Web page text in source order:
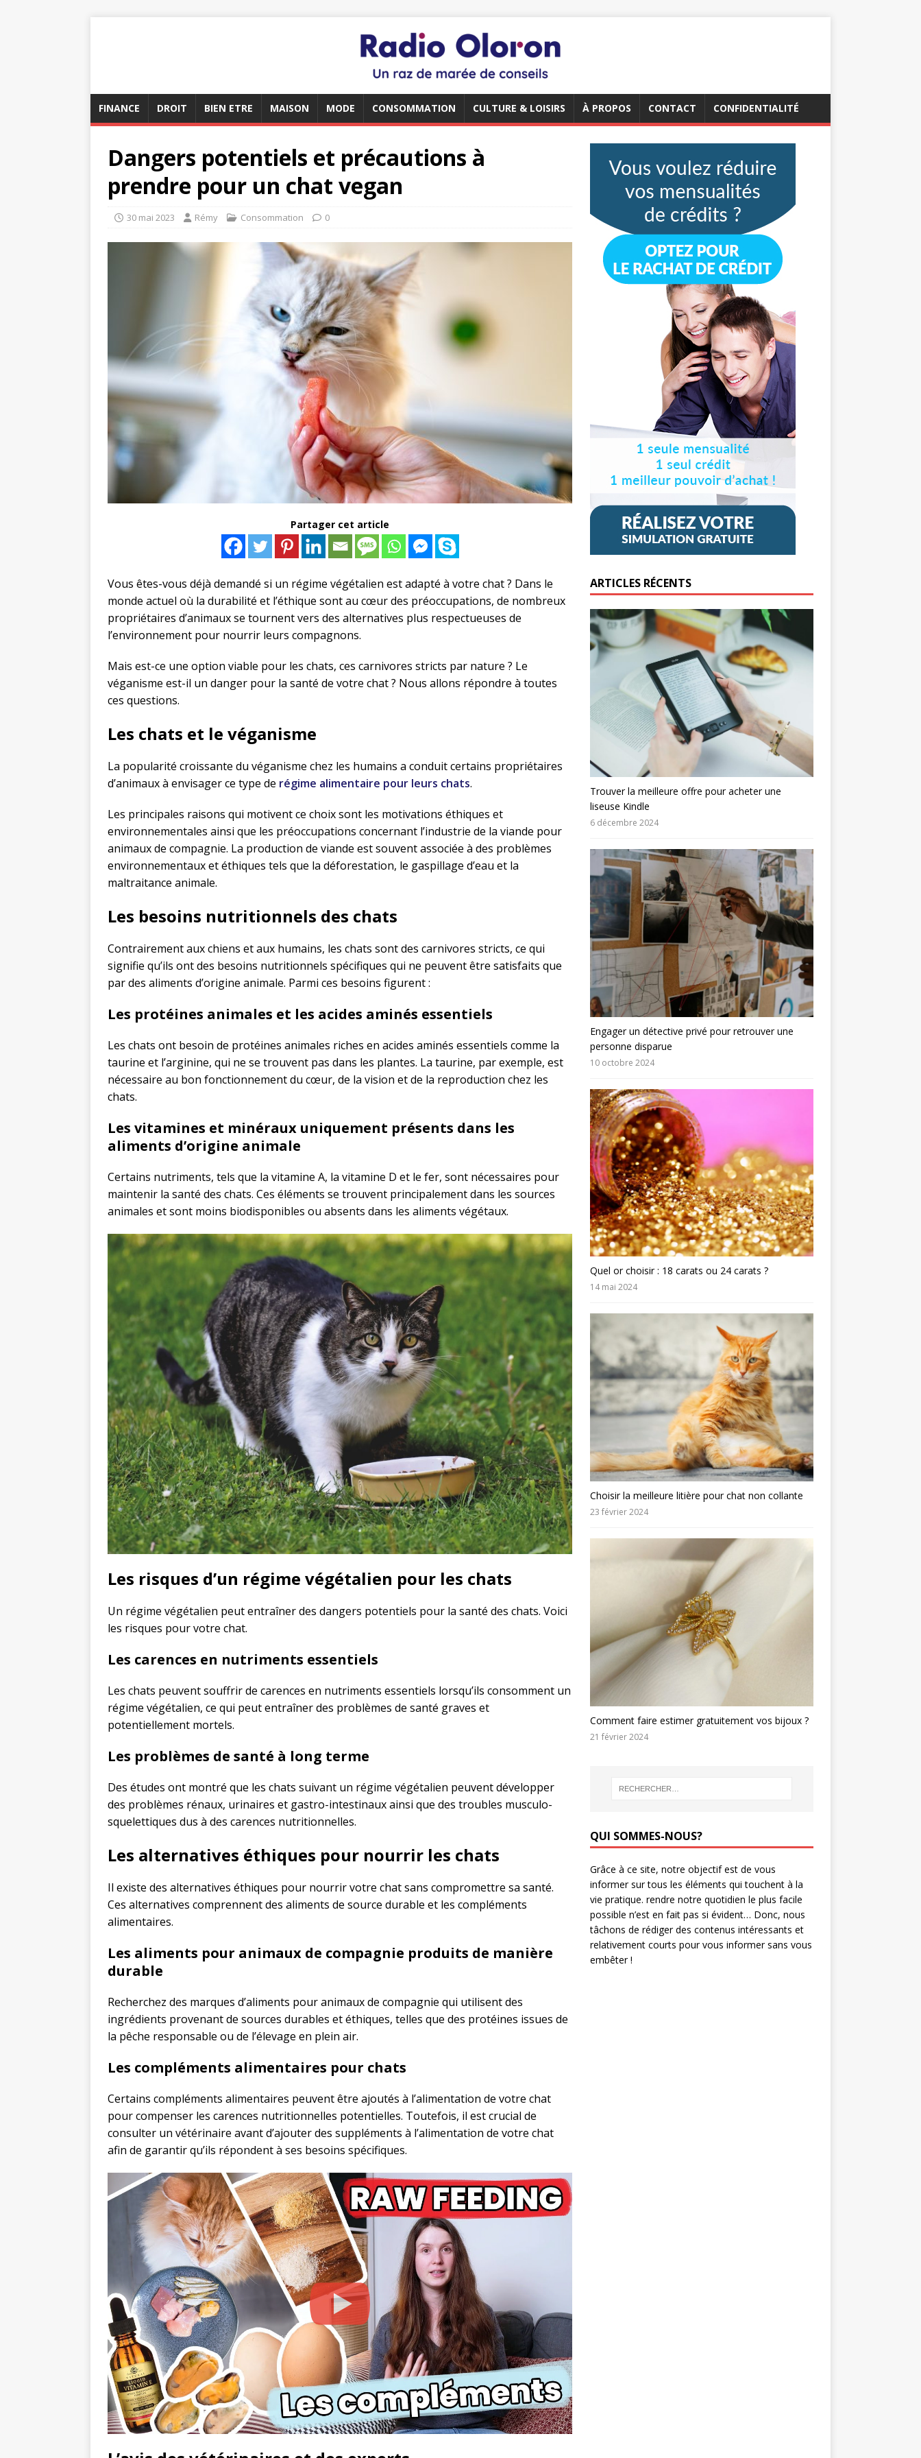
FINANCE DROIT BIEN ETRE MAISON MODE CONSOMMATION CULTURE & LOISIRS À PROPOS CONTACT CONFIDENTIALITÉ
Dangers potentiels et précautions à
prendre pour un chat vegan
30 mai 2023 Rémy Consommation 0
Partager cet article
Vous êtes-vous déjà demandé si un régime végétalien est adapté à votre chat ? Dans le
monde actuel où la durabilité et l’éthique sont au cœur des préoccupations, de nombreux
propriétaires d’animaux se tournent vers des alternatives plus respectueuses de
l’environnement pour nourrir leurs compagnons.
Mais est-ce une option viable pour les chats, ces carnivores stricts par nature ? Le
véganisme est-il un danger pour la santé de votre chat ? Nous allons répondre à toutes
ces questions.
Les chats et le véganisme
La popularité croissante du véganisme chez les humains a conduit certains propriétaires
d’animaux à envisager ce type de régime alimentaire pour leurs chats.
Les principales raisons qui motivent ce choix sont les motivations éthiques et
environnementales ainsi que les préoccupations concernant l’industrie de la viande pour
animaux de compagnie. La production de viande est souvent associée à des problèmes
environnementaux et éthiques tels que la déforestation, le gaspillage d’eau et la
maltraitance animale.
Les besoins nutritionnels des chats
Contrairement aux chiens et aux humains, les chats sont des carnivores stricts, ce qui
signifie qu’ils ont des besoins nutritionnels spécifiques qui ne peuvent être satisfaits que
par des aliments d’origine animale. Parmi ces besoins figurent :
Les protéines animales et les acides aminés essentiels
Les chats ont besoin de protéines animales riches en acides aminés essentiels comme la
taurine et l’arginine, qui ne se trouvent pas dans les plantes. La taurine, par exemple, est
nécessaire au bon fonctionnement du cœur, de la vision et de la reproduction chez les
chats.
Les vitamines et minéraux uniquement présents dans les
aliments d’origine animale
Certains nutriments, tels que la vitamine A, la vitamine D et le fer, sont nécessaires pour
maintenir la santé des chats. Ces éléments se trouvent principalement dans les sources
animales et sont moins biodisponibles ou absents dans les aliments végétaux.
Les risques d’un régime végétalien pour les chats
Un régime végétalien peut entraîner des dangers potentiels pour la santé des chats. Voici
les risques pour votre chat.
Les carences en nutriments essentiels
Les chats peuvent souffrir de carences en nutriments essentiels lorsqu’ils consomment un
régime végétalien, ce qui peut entraîner des problèmes de santé graves et
potentiellement mortels.
Les problèmes de santé à long terme
Des études ont montré que les chats suivant un régime végétalien peuvent développer
des problèmes rénaux, urinaires et gastro-intestinaux ainsi que des troubles musculo-
squelettiques dus à des carences nutritionnelles.
Les alternatives éthiques pour nourrir les chats
Il existe des alternatives éthiques pour nourrir votre chat sans compromettre sa santé.
Ces alternatives comprennent des aliments de source durable et les compléments
alimentaires.
Les aliments pour animaux de compagnie produits de manière
durable
Recherchez des marques d’aliments pour animaux de compagnie qui utilisent des
ingrédients provenant de sources durables et éthiques, telles que des protéines issues de
la pêche responsable ou de l’élevage en plein air.
Les compléments alimentaires pour chats
Certains compléments alimentaires peuvent être ajoutés à l’alimentation de votre chat
pour compenser les carences nutritionnelles potentielles. Toutefois, il est crucial de
consulter un vétérinaire avant d’ajouter des suppléments à l’alimentation de votre chat
afin de garantir qu’ils répondent à ses besoins spécifiques.
ARTICLES RÉCENTS
Trouver la meilleure offre pour acheter une
liseuse Kindle
6 décembre 2024
Engager un détective privé pour retrouver une
personne disparue
10 octobre 2024
Quel or choisir : 18 carats ou 24 carats ?
14 mai 2024
Choisir la meilleure litière pour chat non collante
23 février 2024
Comment faire estimer gratuitement vos bijoux ?
21 février 2024
QUI SOMMES-NOUS?
Grâce à ce site, notre objectif est de vous
informer sur tous les éléments qui touchent à la
vie pratique. rendre notre quotidien le plus facile
possible n’est en fait pas si évident… Donc, nous
tâchons de rédiger des contenus intéressants et
relativement courts pour vous informer sans vous
embêter !